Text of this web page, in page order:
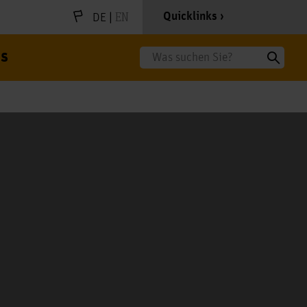
DE | EN Quicklinks
Suche